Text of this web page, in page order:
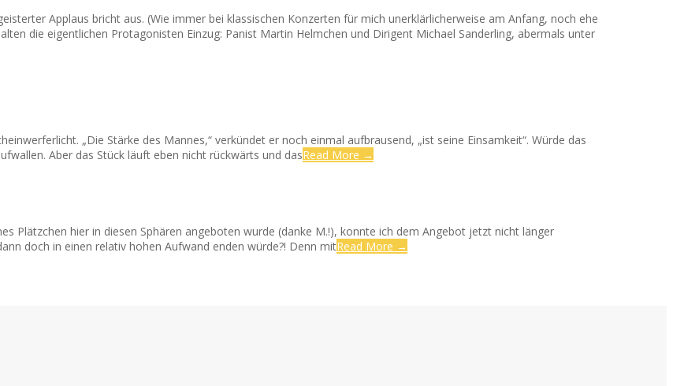
Applaus bricht aus. (Wie immer bei klassischen Konzerten für mich unerklärlicherweise am Anfang, noch ehe
die eigentlichen Protagonisten Einzug: Panist Martin Helmchen und Dirigent Michael Sanderling, abermals unter
„Die Stärke des Mannes,“ verkündet er noch einmal aufbrausend, „ist seine Einsamkeit“. Würde das
Aber das Stück läuft eben nicht rückwärts und dasRead More →
Plätzchen hier in diesen Sphären angeboten wurde (danke M.!), konnte ich dem Angebot jetzt nicht länger
doch in einen relativ hohen Aufwand enden würde?! Denn mitRead More →